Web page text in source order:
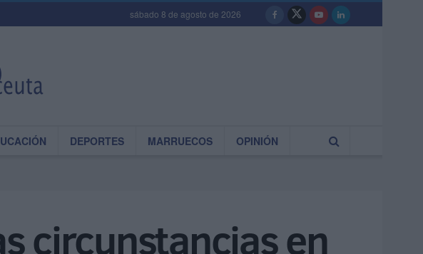
sábado 8 de agosto de 2026
DEPORTES MARRUECOS OPINIÓN
circunstancias en